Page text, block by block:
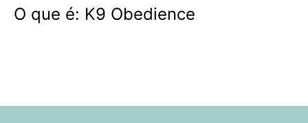
O que é: K9 Obedience